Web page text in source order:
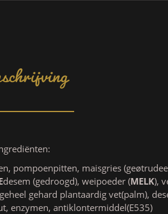
pompoenpitten, maisgries
desem (gedroogd), weipoeder (MELK),
gehard plantaardig vet(palm),
enzymen, antiklontermiddel(E535)